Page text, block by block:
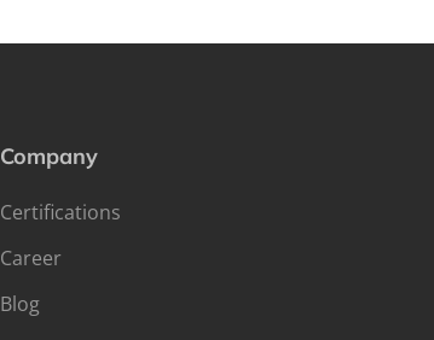
Company
Certifications
Career
Blog